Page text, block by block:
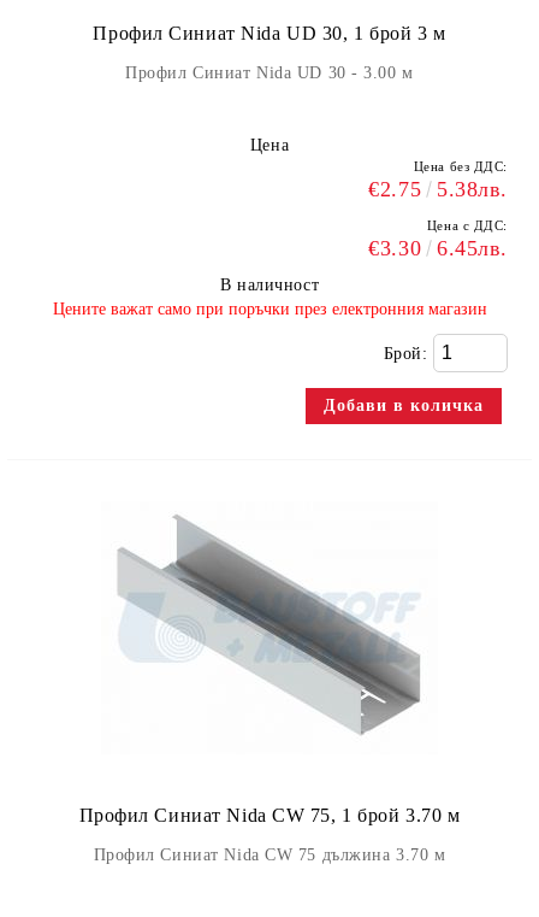
Профил Синиат Nida UD 30, 1 брой 3 м
Профил Синиат Nida UD 30 - 3.00 м
Цена
Цена без ДДС:
€2.75 5.38лв.
Цена с ДДС:
€3.30 6.45лв.
В наличност
​Цените важат само при поръчки през електронния магазин
Брой:
Профил Синиат Nida CW 75, 1 брой 3.70 м
Профил Синиат Nida CW 75 дължина 3.70 м